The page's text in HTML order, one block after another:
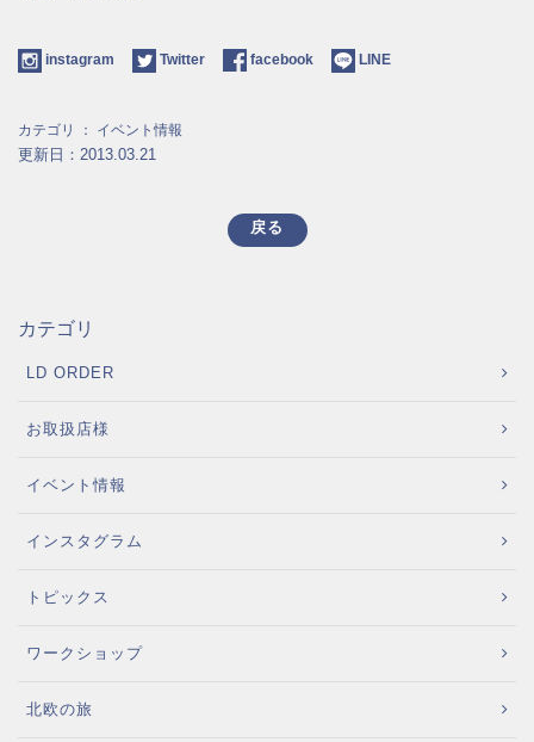
instagram Twitter facebook LINE
カテゴリ ： イベント情報
更新日：2013.03.21
戻る
カテゴリ
LD ORDER
お取扱店様
イベント情報
インスタグラム
トピックス
ワークショップ
北欧の旅